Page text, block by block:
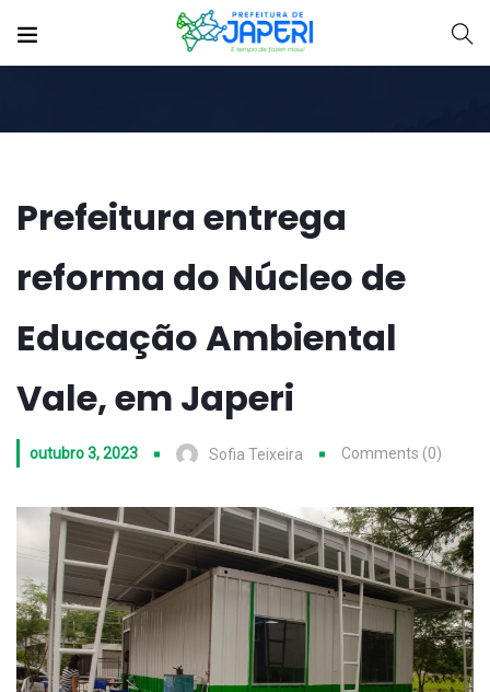
Prefeitura entrega
reforma do Núcleo de
Educação Ambiental
Vale, em Japeri
outubro 3, 2023 Sofia Teixeira Comments (0)